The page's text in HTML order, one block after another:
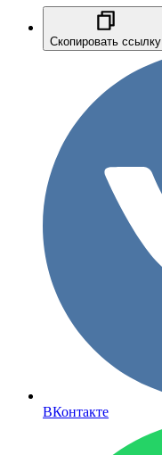
Скопировать ссылку
ВКонтакте